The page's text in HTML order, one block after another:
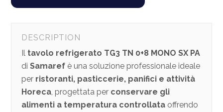
DESCRIPTION
Il tavolo refrigerato TG3 TN 0+8 MONO SX PA
diSamaref è una soluzione professionale ideale
per ristoranti, pasticcerie, panifici e attività
Horeca , progettata per conservare gli
alimenti a temperatura controllata offrendo